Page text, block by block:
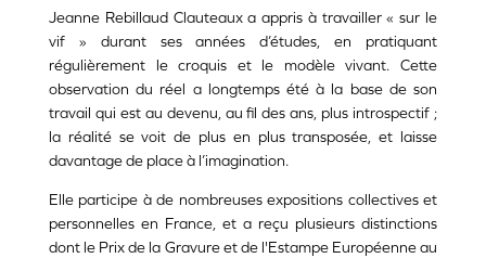
Jeanne Rebillaud Clauteaux a appris à travailler « sur le
vif » durant ses années d’études, en pratiquant
régulièrement le croquis et le modèle vivant. Cette
observation du réel a longtemps été à la base de son
travail qui est au devenu, au fil des ans, plus introspectif ;
la réalité se voit de plus en plus transposée, et laisse
davantage de place à l’imagination.
Elle participe à de nombreuses expositions collectives et
personnelles en France, et a reçu plusieurs distinctions
dont le Prix de la Gravure et de l'Estampe Européenne au